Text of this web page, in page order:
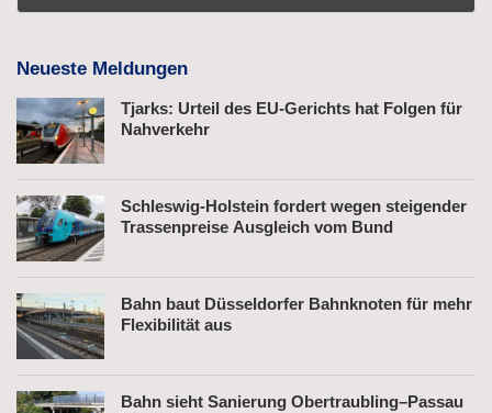
Neueste Meldungen
Tjarks: Urteil des EU-Gerichts hat Folgen für
Nahverkehr
Schleswig-Holstein fordert wegen steigender
Trassenpreise Ausgleich vom Bund
Bahn baut Düsseldorfer Bahnknoten für mehr
Flexibilität aus
Bahn sieht Sanierung Obertraubling–Passau